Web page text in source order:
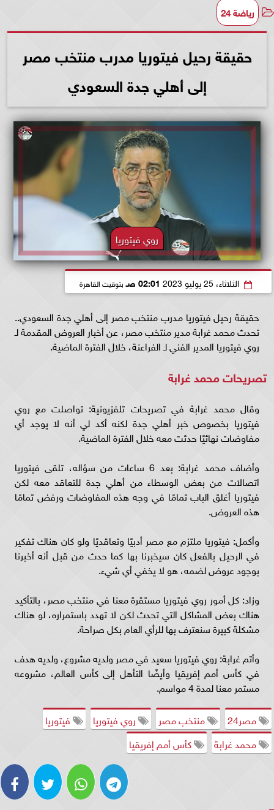
رياضة 24
حقيقة رحيل فيتوريا مدرب منتخب مصر
إلى أهلي جدة السعودي
روي فيتوريا
الثلاثاء، 25 يوليو 2023 02:01 صـ بتوقيت القاهرة
حقيقة رحيل فيتوريا مدرب منتخب مصر إلى أهلي جدة السعودي..
تحدث محمد غرابة مدير منتخب مصر، عن أخبار العروض المقدمة لـ
روي فيتوريا المدير الفني لـ الفراعنة، خلال الفترة الماضية.
تصريحات محمد غرابة
وقال محمد غرابة في تصريحات تلفزيونية: تواصلت مع روي
فيتوريا بخصوص خبر أهلي جدة لكنه أكد لي أنه لا يوجد أي
مفاوضات نهائيًا حدثت معه خلال الفترة الماضية.
وأضاف محمد غرابة: بعد 6 ساعات من سؤاله، تلقى فيتوريا
اتصالات من بعض الوسطاء من أهلي جدة للتعاقد معه لكن
فيتوريا أغلق الباب تمامًا في وجه هذه المفاوضات ورفض تمامًا
هذه العروض.
وأكمل: فيتوريا ملتزم مع مصر أدبيًا وتعاقديًا ولو كان هناك تفكير
في الرحيل بالفعل كان سيخبرنا بها كما حدث من قبل أنه أخبرنا
بوجود عروض لضمه، هو لا يخفي أي شيء.
وزاد: كل أمور روي فيتوريا مستقرة معنا في منتخب مصر، بالتأكيد
هناك بعض المشاكل التي تحدث لكن لا تهدد باستمراره، لو هناك
مشكلة كبيرة سنعترف بها للرأي العام بكل صراحة.
وأتم غرابة: روي فيتوريا سعيد في مصر ولديه مشروع، ولديه هدف
في كأس أمم إفريقيا وأيضًا التأهل إلى كأس العالم، مشروعه
مستمر معنا لمدة 4 مواسم.
مصر24
منتخب مصر روي فيتوريا
فيتوريا
محمد غرابة
كأس أمم إفريقيا